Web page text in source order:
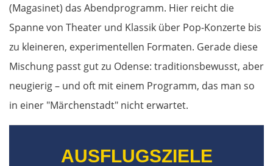
(Magasinet) das Abendprogramm. Hier reicht die
Spanne von Theater und Klassik über Pop-Konzerte bis
zu kleineren, experimentellen Formaten. Gerade diese
Mischung passt gut zu Odense: traditionsbewusst, aber
neugierig – und oft mit einem Programm, das man so
in einer "Märchenstadt" nicht erwartet.
AUSFLUGSZIELE
Arezzo
Pisa
La Spezia
Cinque Terre